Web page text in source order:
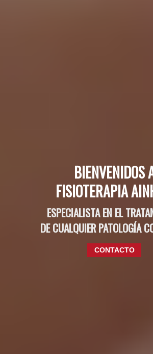
BIENVENIDOS
FISIOTERAPIA
ESPECIALISTA EN EL
DE CUALQUIER PATOLOGÍA
CONTACTO